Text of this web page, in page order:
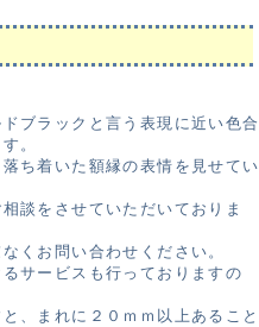
ブラックと言う表現に近い色合
。
ち着いた額縁の表情を見せてい
談をさせていただいておりま
くお問い合わせください。
サービスも行っておりますの
、まれに２０ｍｍ以上あること